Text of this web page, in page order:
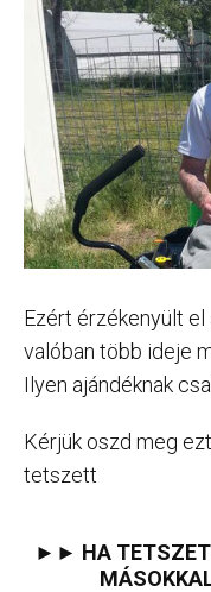
Ezért érzékenyült el
valóban több ideje
Ilyen ajándéknak
Kérjük oszd meg
tetszett
►► HA